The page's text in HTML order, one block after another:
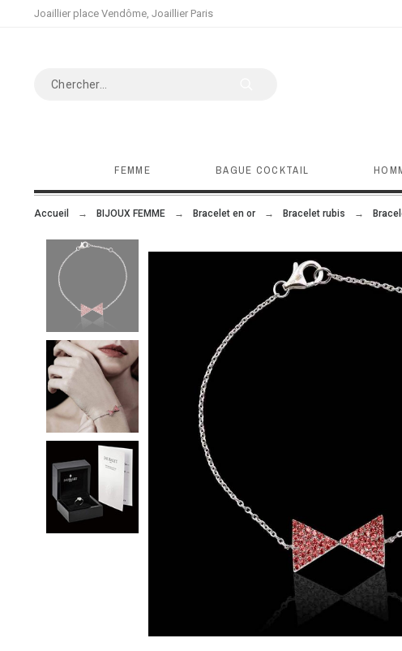
Joaillier place Vendôme, Joaillier Paris
FEMME BAGUE COCKTAIL
Accueil BIJOUX FEMME Bracelet en or Bracelet rubis